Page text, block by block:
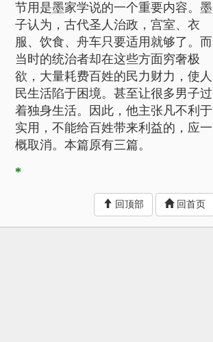
节用是墨家学说的一个重要内容。墨
子认为，古代圣人治政，宫室、衣
服、饮食、舟车只要适用就够了。而
当时的统治者却在这些方面穷奢极
欲，大量耗费百姓的民力财力，使人
民生活陷于困境。甚至让很多男子过
着独身生活。因此，他主张凡不利于
实用，不能给百姓带来利益的，应一
概取消。本篇原有三篇。
*
回顶部 回首页